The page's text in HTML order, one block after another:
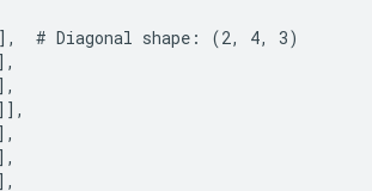
# Diagonal shape: (2, 4, 3)